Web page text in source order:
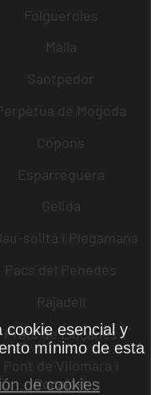
Folgueroles
Malla
Santpedor
de Mogoda
Copons
Esparreguera
Gelida
solità i Plegamans
Pacs del Penedès
Rajadell
Prats de Lluçanès
Pont de Vilomara i
Rocafort
cookie esencial y
mínimo de esta
de cookies